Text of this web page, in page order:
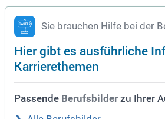
Sie brauchen Hilfe bei der
Hier gibt es ausführliche
Karrierethemen
Passende Berufsbilder zu Ihrer